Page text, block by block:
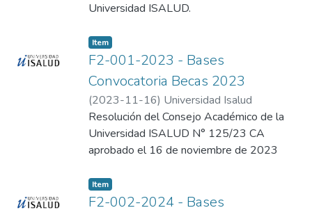
Universidad ISALUD.
Item
F2-001-2023 - Bases
Convocatoria Becas 2023
(2023-11-16) Universidad Isalud
Resolución del Consejo Académico de la
Universidad ISALUD N° 125/23 CA
aprobado el 16 de noviembre de 2023
Item
F2-002-2024 - Bases